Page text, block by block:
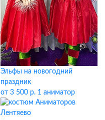
Эльфы на новогодний
праздник
от 3 500 р. 1 аниматор